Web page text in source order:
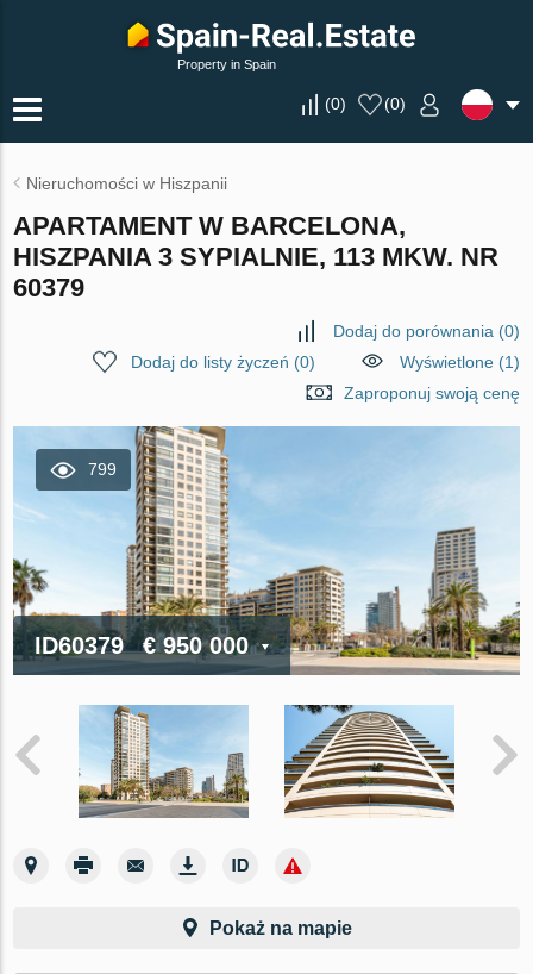
Property in Spain
(0) (0)
Nieruchomości w Hiszpanii
APARTAMENT W BARCELONA,
HISZPANIA 3 SYPIALNIE, 113 MKW. NR
60379
Dodaj do porównania (0)
Dodaj do listy życzeń (0)
Wyświetlone (1)
Zaproponuj swoją cenę
799
ID60379 € 950 000
Pokaż na mapie